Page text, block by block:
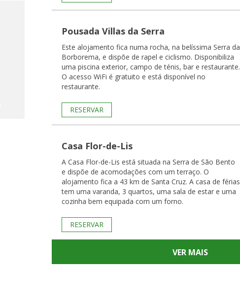
Pousada Villas da Serra
Este alojamento fica numa rocha, na belíssima Serra da
Borborema, e dispõe de rapel e ciclismo. Disponibiliza
uma piscina exterior, campo de ténis, bar e restaurante.
O acesso WiFi é gratuito e está disponível no
restaurante.
RESERVAR
Casa Flor-de-Lis
A Casa Flor-de-Lis está situada na Serra de São Bento
e dispõe de acomodações com um terraço. O
alojamento fica a 43 km de Santa Cruz. A casa de férias
tem uma varanda, 3 quartos, uma sala de estar e uma
cozinha bem equipada com um forno.
RESERVAR
VER MAIS